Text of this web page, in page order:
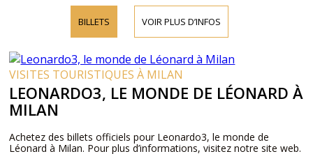
BILLETS VOIR PLUS D’INFOS
VISITES TOURISTIQUES À MILAN
LEONARDO3, LE MONDE DE LÉONARD À
MILAN
Achetez des billets officiels pour Leonardo3, le monde de
Léonard à Milan. Pour plus d’informations, visitez notre site web.